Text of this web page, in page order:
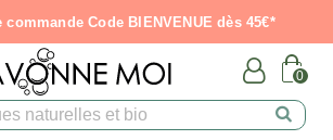
commande Code BIENVENUE dès 45€*
0